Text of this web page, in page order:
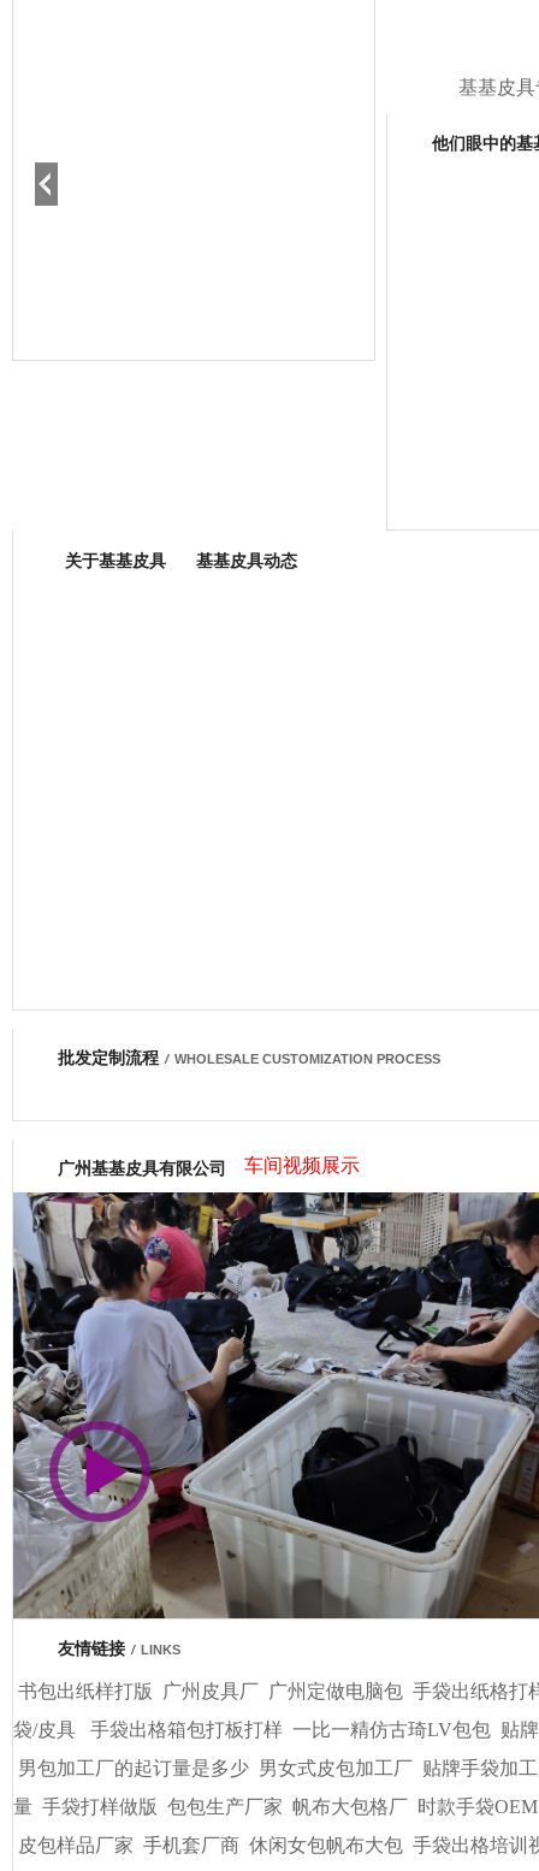
基基皮
网商会会员
市商会会员单位
他们眼中的基
关于基基皮具 基基皮具动态
批发定制流程 / WHOLESALE CUSTOMIZATION PROCESS
广州基基皮具有限公司 车间视频展示
友情链接 / LINKS
书包出纸样打版 广州皮具厂 广州定做电脑包 手袋出纸格打
袋/皮具
手袋出格箱包打板打样 一比一精仿古琦LV包包 贴
男包加工厂的起订量是多少 男女式皮包加工厂 贴牌手袋加
量 手袋打样做版 包包生产厂家 帆布大包格厂 时款手袋OEM
皮包样品厂家 手机套厂商 休闲女包帆布大包 手袋出格培训